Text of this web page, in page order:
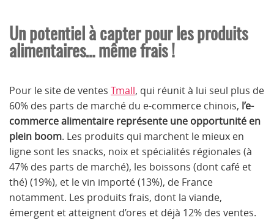
Un potentiel à capter pour les produits
alimentaires… même frais !
Pour le site de ventes Tmall, qui réunit à lui seul plus de
60% des parts de marché du e-commerce chinois, l’e-
commerce alimentaire représente une opportunité en
plein boom. Les produits qui marchent le mieux en
ligne sont les snacks, noix et spécialités régionales (à
47% des parts de marché), les boissons (dont café et
thé) (19%), et le vin importé (13%), de France
notamment. Les produits frais, dont la viande,
émergent et atteignent d’ores et déjà 12% des ventes.